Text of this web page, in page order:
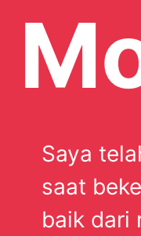
Saya
saat
baik dari